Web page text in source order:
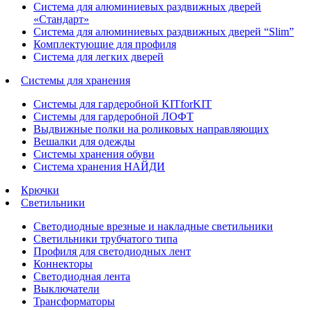
Система для алюминиевых раздвижных дверей
«Стандарт»
Система для алюминиевых раздвижных дверей “Slim”
Комплектующие для профиля
Система для легких дверей
Системы для хранения
Системы для гардеробной KITforKIT
Системы для гардеробной ЛОФТ
Выдвижные полки на роликовых направляющих
Вешалки для одежды
Системы хранения обуви
Система хранения НАЙДИ
Крючки
Светильники
Светодиодные врезные и накладные светильники
Светильники трубчатого типа
Профиля для светодиодных лент
Коннекторы
Светодиодная лента
Выключатели
Трансформаторы